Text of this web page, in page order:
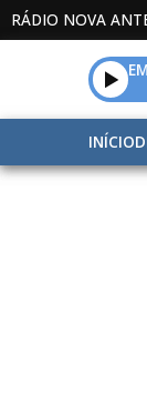
RÁDIO NOVA
INÍCIO